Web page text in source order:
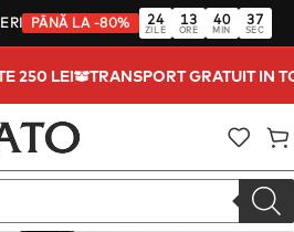
PÂNĂ LA -80% 24
ZILE
13
ORE
40
MIN
37
SEC
250 LEI TRANSPORT GRATUIT